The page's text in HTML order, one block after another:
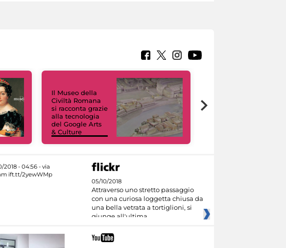
Il Museo della
Civiltà Romana
si racconta grazie
alla tecnologia
del Google Arts
& Culture
05/10/2018
Attraverso uno stretto passaggio
con una curiosa loggetta chiusa da
una bella vetrata a tortiglioni, si
giunge all'ultima